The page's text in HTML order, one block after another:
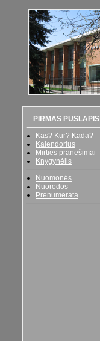
PIRMAS PUSLAPIS
Kas? Kur? Kada?
Kalendorius
Mirties pranešimai
Knygynėlis
Nuomonės
Nuorodos
Prenumerata